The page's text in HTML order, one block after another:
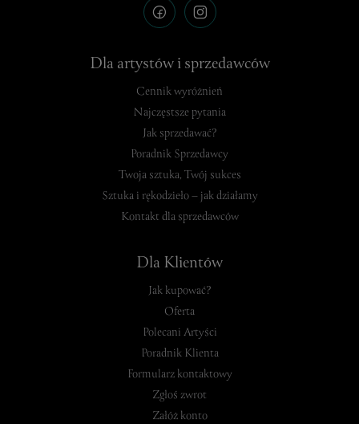
Dla artystów i sprzedawców
Cennik wyróżnień
Najczęstsze pytania
Jak sprzedawać?
Poradnik Sprzedawcy
Twoja sztuka, Twój sukces
Sztuka i rękodzieło – jak działamy
Kontakt dla sprzedawców
Dla Klientów
Jak kupować?
Oferta
Polecani Artyści
Poradnik Klienta
Formularz kontaktowy
Zgłoś zwrot
Załóż konto